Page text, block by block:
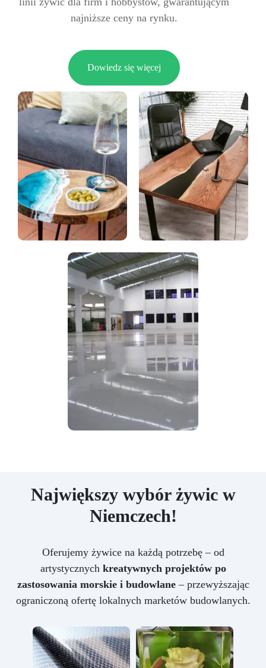
najniższe ceny na rynku.
Dowiedz się więcej
Największy wybór żywic w
Niemczech!
Oferujemy żywice na każdą potrzebę – od
artystycznych kreatywnych projektów po
zastosowania morskie i budowlane– przewyższając
ograniczoną ofertę lokalnych marketów budowlanych.